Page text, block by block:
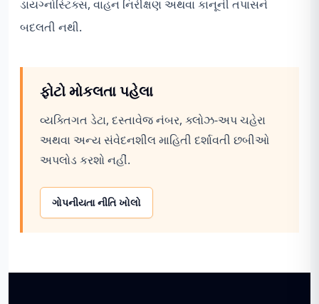
ડાયગ્નોસ્ટિક્સ, વાહન નિરીક્ષણ અથવા કાનૂની તપાસને
બદલતી નથી.
ફોટો મોકલતા પહેલા
વ્યક્તિગત ડેટા, દસ્તાવેજ નંબર, ક્લોઝ-અપ ચહેરા
અથવા અન્ય સંવેદનશીલ માહિતી દર્શાવતી છબીઓ
અપલોડ કરશો નહીં.
ગોપનીયતા નીતિ ખોલો